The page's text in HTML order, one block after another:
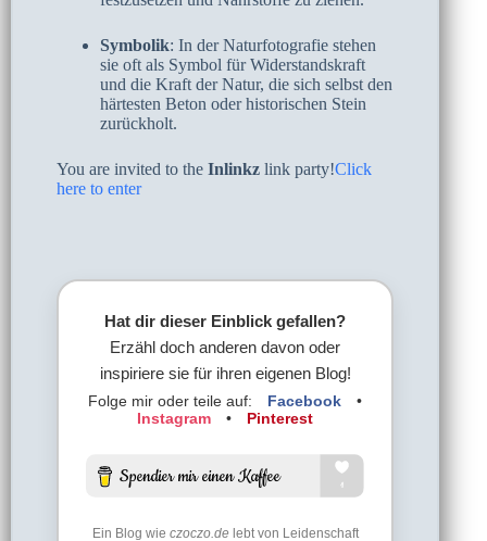
Symbolik: In der Naturfotografie stehen
sie oft als Symbol für Widerstandskraft
und die Kraft der Natur, die sich selbst den
härtesten Beton oder historischen Stein
zurückholt.
You are invited to the Inlinkz link party!Click
here to enter
Hat dir dieser Einblick gefallen?
Erzähl doch anderen davon oder
inspiriere sie für ihren eigenen Blog!
Folge mir oder teile auf: Facebook
•
Instagram
• Pinterest
Ein Blog wie czoczo.delebt von Leidenschaft